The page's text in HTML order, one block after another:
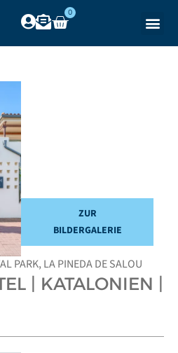
0
ZUR
BILDERGALERIE
PARK, LA PINEDA DE SALOU
| KATALONIEN |